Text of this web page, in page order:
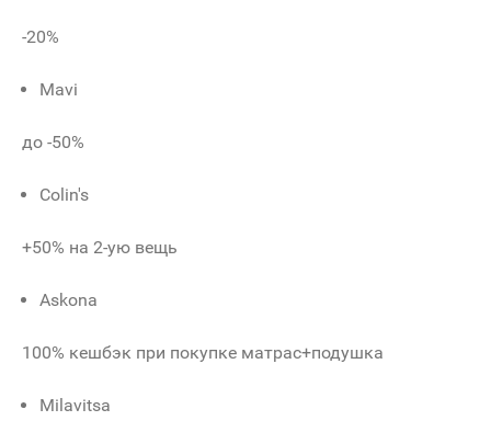
-20%
Mavi
до -50%
Colin's
+50% на 2-ую вещь
Askona
100% кешбэк при покупке матрас+подушка
Milavitsa